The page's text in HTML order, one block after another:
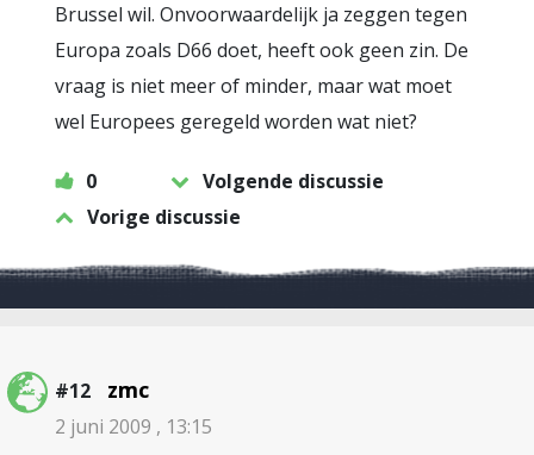
Brussel wil. Onvoorwaardelijk ja zeggen tegen
Europa zoals D66 doet, heeft ook geen zin. De
vraag is niet meer of minder, maar wat moet
wel Europees geregeld worden wat niet?
0
Volgende discussie
Vorige discussie
#12 zmc
2 juni 2009 , 13:15